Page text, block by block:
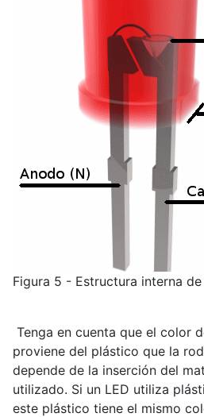
Figura 5 - Estructura interna de
Tenga en cuenta que el color
proviene del plástico que la
depende de la inserción del
utilizado. Si un LED utiliza
este plástico tiene el mismo